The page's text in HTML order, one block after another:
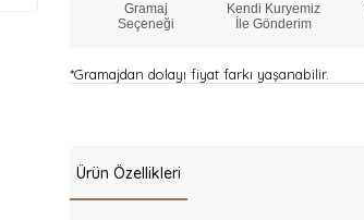
Gramaj
Seçeneği
Kendi Kuryemiz
İle Gönderim
*Gramajdan dolayı fiyat farkı yaşanabilir.
Ürün Özellikleri